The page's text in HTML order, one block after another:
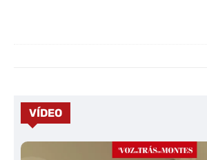
VÍDEO